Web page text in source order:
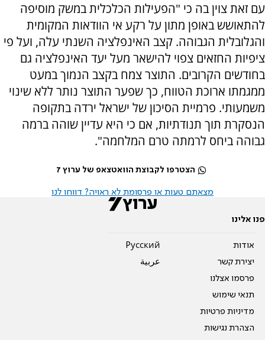
עם זאת צוין בה כי "הפעילות הכלכלית במשק מוסיפה
להתאושש באופן מתון על רקע אי הוודאות המקומית
והגלובלית הגבוהה. קצב האינפלציה השנתי עלה, ועל פי
ציפיות החזאים צפוי להישאר מעל יעד האינפלציה גם
בחודשים הקרובים. התוצר צמח בקצב הנמוך במעט
ממגמתו ארוכת הטווח, כך שפער התוצר נותר ללא שינוי
משמעותי. פרמיית הסיכון של ישראל ירדה בתקופה
הנסקרת תוך תנודתיות, אם כי היא עדיין שוהה ברמה
גבוהה ביחס לרמתה טרם המלחמה".
הצטרפו לקבוצת הוואטצאפ של ערוץ 7
מצאתם טעות או פרסומת לא ראויה? דווחו לנו
פנו אלינו
אודות
יצירת קשר
פרסמו אצלנו
תנאי שימוש
מדיניות פרטיות
הצהרת נגישות
Pусский
عربية